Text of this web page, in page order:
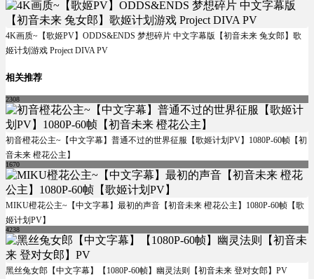
4K画质~【歌姬PV】ODDS&ENDS 梦想碎片 中文字幕版【初音未来 兔女郎】歌
姬计划游戏 Project DIVA PV
相关推荐
2308
初音橙花公主~【中文字幕】普通不过的世界征服【歌姬计划PV】1080P-60帧【初
音未来 橙花公主】
1670
MIKU橙花公主~【中文字幕】最初的声音【初音未来 橙花公主】1080P-60帧【歌
姬计划PV】
4238
黑丝兔女郎【中文字幕】【1080P-60帧】幽灵法则【初音未来 登对女郎】PV